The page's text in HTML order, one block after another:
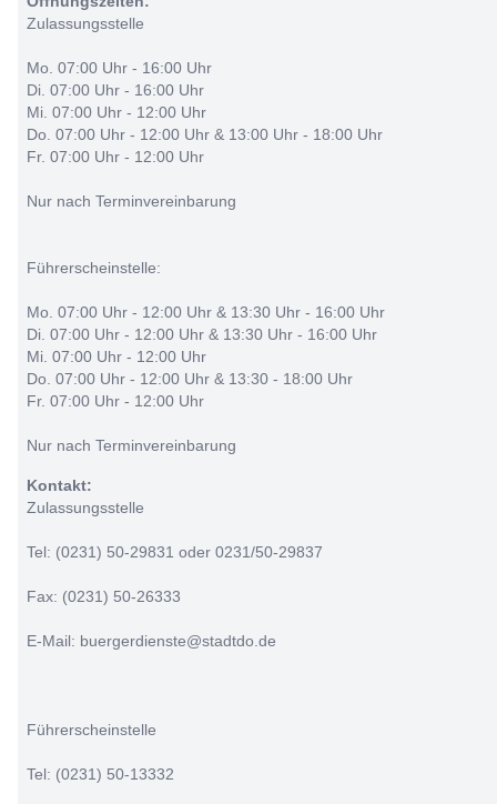
Zulassungsstelle
Mo. 07:00 Uhr - 16:00 Uhr
Di. 07:00 Uhr - 16:00 Uhr
Mi. 07:00 Uhr - 12:00 Uhr
Do. 07:00 Uhr - 12:00 Uhr & 13:00 Uhr - 18:00 Uhr
Fr. 07:00 Uhr - 12:00 Uhr
Nur nach Terminvereinbarung
Führerscheinstelle:
Mo. 07:00 Uhr - 12:00 Uhr & 13:30 Uhr - 16:00 Uhr
Di. 07:00 Uhr - 12:00 Uhr & 13:30 Uhr - 16:00 Uhr
Mi. 07:00 Uhr - 12:00 Uhr
Do. 07:00 Uhr - 12:00 Uhr & 13:30 - 18:00 Uhr
Fr. 07:00 Uhr - 12:00 Uhr
Nur nach Terminvereinbarung
Kontakt:
Zulassungsstelle
Tel: (0231) 50-29831 oder 0231/50-29837
Fax: (0231) 50-26333
E-Mail: buergerdienste@stadtdo.de
Führerscheinstelle
Tel: (0231) 50-13332